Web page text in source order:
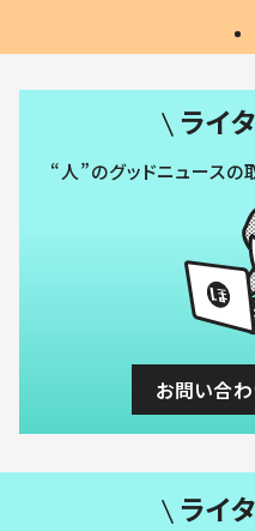
ライ
“人”のグッドニュースの
お問い合
ライ